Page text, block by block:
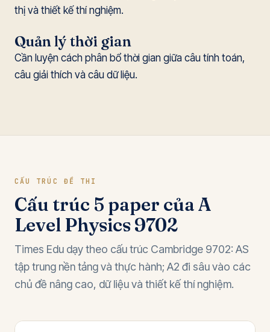
thị và thiết kế thí nghiệm.
Quản lý thời gian
Cần luyện cách phân bổ thời gian giữa câu tính toán,
câu giải thích và câu dữ liệu.
CẤU TRÚC ĐỀ THI
Cấu trúc 5 paper của A
Level Physics 9702
Times Edu dạy theo cấu trúc Cambridge 9702: AS
tập trung nền tảng và thực hành; A2 đi sâu vào các
chủ đề nâng cao, dữ liệu và thiết kế thí nghiệm.